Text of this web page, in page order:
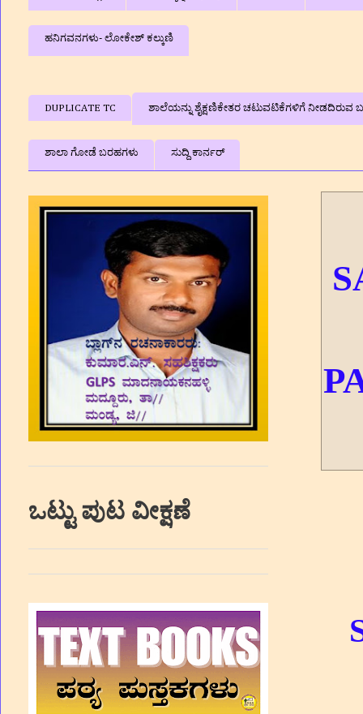
ಹನಿಗವನಗಳು- ಲೋಕೇಶ್ ಕಲ್ಕುಣಿ
DUPLICATE TC ಶಾಲೆಯನ್ನು ಶೈಕ್ಷಣಿಕೇತರ ಚಟುವಟಿಕೆಗಳಿಗೆ ನೀಡದಿರುವ
ಶಾಲಾ ಗೋಡೆ ಬರಹಗಳು ಸುದ್ದಿ ಕಾರ್ನರ್
ಒಟ್ಟು ಪುಟ ವೀಕ್ಷಣೆ